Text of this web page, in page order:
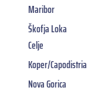
Maribor
Škofja Loka
Celje
Koper/Capodistria
Nova Gorica